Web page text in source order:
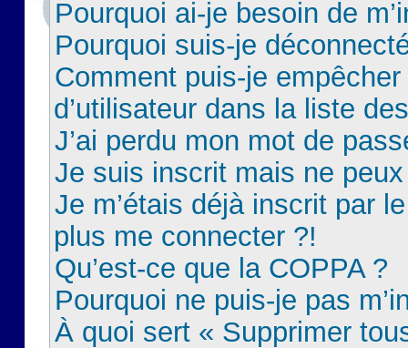
Pourquoi ai-je besoin de
Pourquoi suis-je
Comment puis-je
d’utilisateur dans la liste
J’ai perdu mon mot de
Je suis inscrit mais ne
Je m’étais déjà inscrit par
plus me connecter ?!
Qu’est-ce que la COPPA ?
Pourquoi ne puis-je pas
À quoi sert « Supprimer